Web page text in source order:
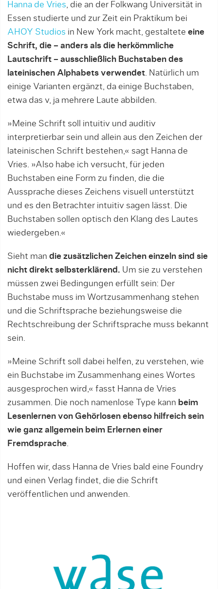
Hanna de Vries, die an der Folkwang Universität in
Essen studierte und zur Zeit ein Praktikum bei
AHOY Studios in New York macht, gestaltete eine
Schrift, die – anders als die herkömmliche
Lautschrift – ausschließlich Buchstaben des
lateinischen Alphabets verwendet. Natürlich um
einige Varianten ergänzt, da einige Buchstaben,
etwa das v, ja mehrere Laute abbilden.
»Meine Schrift soll intuitiv und auditiv
interpretierbar sein und allein aus den Zeichen der
lateinischen Schrift bestehen,« sagt Hanna de
Vries. »Also habe ich versucht, für jeden
Buchstaben eine Form zu finden, die die
Aussprache dieses Zeichens visuell unterstützt
und es den Betrachter intuitiv sagen lässt. Die
Buchstaben sollen optisch den Klang des Lautes
wiedergeben.«
Sieht man die zusätzlichen Zeichen einzeln sind sie
nicht direkt selbsterklärend. Um sie zu verstehen
müssen zwei Bedingungen erfüllt sein: Der
Buchstabe muss im Wortzusammenhang stehen
und die Schriftsprache beziehungsweise die
Rechtschreibung der Schriftsprache muss bekannt
sein.
»Meine Schrift soll dabei helfen, zu verstehen, wie
ein Buchstabe im Zusammenhang eines Wortes
ausgesprochen wird,« fasst Hanna de Vries
zusammen. Die noch namenlose Type kann beim
Lesenlernen von Gehörlosen ebenso hilfreich sein
wie ganz allgemein beim Erlernen einer
Fremdsprache.
Hoffen wir, dass Hanna de Vries bald eine Foundry
und einen Verlag findet, die die Schrift
veröffentlichen und anwenden.